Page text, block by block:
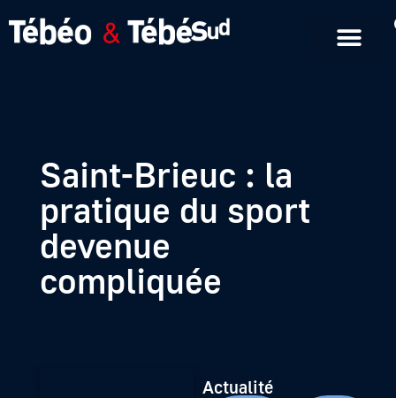
Saint-Brieuc : la
pratique du sport
devenue
compliquée
Actualité